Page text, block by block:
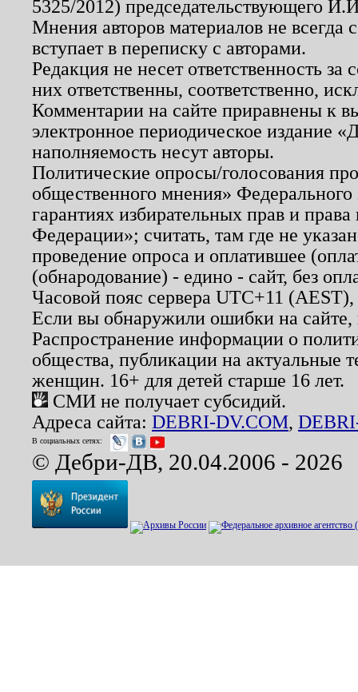
5325/2012) председательствующего
Мнения авторов материалов не
вступает в переписку с авторами.
Редакция не несет ответственность
них ответственны, соответственно,
Комментарии на сайте приравнены к
электронное периодическое издание
наполняемость несут авторы.
Политические опросы/голосования
общественного мнения»
гарантиях избирательных прав и
Федерации»; считать, там где не
проведение опроса и оплатившее
(обнародование) - едино - сайт, без
Часовой пояс сервера UTC+11
Если вы обнаружили ошибки на
Распространение информации о
общества, публикации на актуальные
женщин. 16+ для детей старше 16 лет.
СМИ не получает субсидий.
Адреса сайта: DEBRI-DV.COM,
В социальных сетях:
© Дебри-ДВ, 20.04.2006 - 2026